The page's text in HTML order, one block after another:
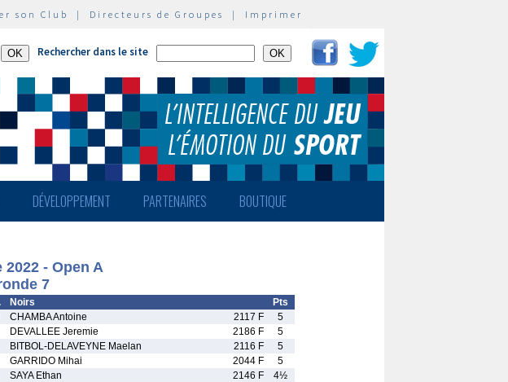
son Club | Directeurs de Groupes | Imprimer
Rechercher dans le site
DÉVELOPPEMENT PARTENAIRES BOUTIQUE
- Open A
7
Noirs
Pts
CHAMBA Antoine 2117 F
5
DEVALLEE Jeremie 2186 F
5
BITBOL-DELAVEYNE Maelan 2116 F
5
GARRIDO Mihai 2044 F
5
SAYA Ethan 2146 F
4½